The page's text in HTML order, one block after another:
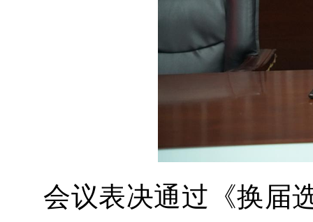
会议表决通过《换届